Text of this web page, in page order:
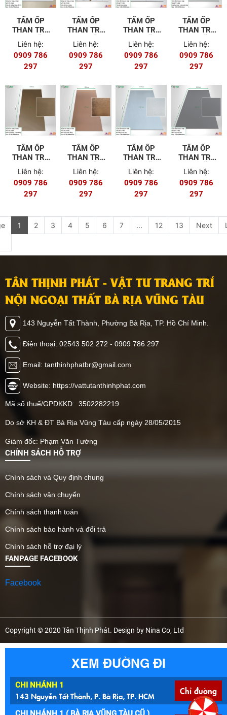
TẤM ỐP
THAN TRE
8MM MÃ T-
601 (FILM
PET)
Liên hệ:
0909 786
297
TẤM ỐP
THAN TRE
8MM MÃ T-
502
Liên hệ:
0909 786
297
TẤM ỐP
THAN TRE
8MM MÃ T-
501
Liên hệ:
0909 786
297
TẤM ỐP
THAN TRE
8MM MÃ T-
404
Liên hệ:
0909 786
297
TẤM ỐP
THAN TRE
8MM MÃ T-
403
Liên hệ:
0909 786
297
TẤM ỐP
THAN TRE
8MM MÃ T-
402
Liên hệ:
0909 786
297
TẤM ỐP
THAN TRE
8MM MÃ T-
401
Liên hệ:
0909 786
297
TẤM ỐP
THAN TRE
8MM MÃ T-
302
Liên hệ:
0909 786
297
1 2 3 4 5 6 7 ... 12 13 Next
TÂN THỊNH PHÁT - VẬT TƯ TRANG TRÍ
NỘI NGOẠI THẤT BÀ RỊA VŨNG TÀU
143 Nguyễn Tất Thành, Phường Bà Rịa, TP. Hồ Chí Minh.
Điện thoại: 02543 502 272 - 0909 786 297
Email: tanthinhphatbr@gmail.com
Website: https://vattutanthinhphat.com
Mã số thuế/GPDKKD: 3502282219
Do sở KH & ĐT Bà Rịa Vũng Tàu cấp ngày 28/05/2015
Giám đốc: Phạm Văn Tường
CHÍNH SÁCH HỖ TRỢ
Chính sách và Quy định chung
Chính sách vận chuyển
Chính sách thanh toán
Chính sách bảo hành và đổi trả
Chính sách hỗ trợ đại lý
FANPAGE FACEBOOK
Facebook
Copyright © 2020 Tân Thịnh Phát. Design by Nina Co, Ltd
XEM ĐƯỜNG ĐI
CHI NHÁNH 1
143 Nguyễn Tất Thành, P. Bà Rịa, TP. HCM Chỉ đường